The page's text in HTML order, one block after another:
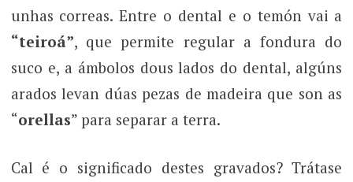
unhas correas. Entre o dental e o temón vai a
“teiroá”, que permite regular a fondura do
suco e, a ámbolos dous lados do dental, algúns
arados levan dúas pezas de madeira que son as
“orellas” para separar a terra.
Cal é o significado destes gravados? Trátase